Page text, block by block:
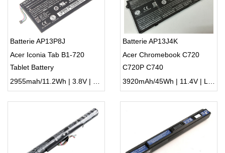
Batterie AP13P8J
Acer Iconia Tab B1-720
Tablet Battery
2955mah/11.2Wh | 3.8V | Li-ion ...
Batterie AP13J4K
Acer Chromebook C720
C720P C740
3920mAh/45Wh | 11.4V | Li-ion ...